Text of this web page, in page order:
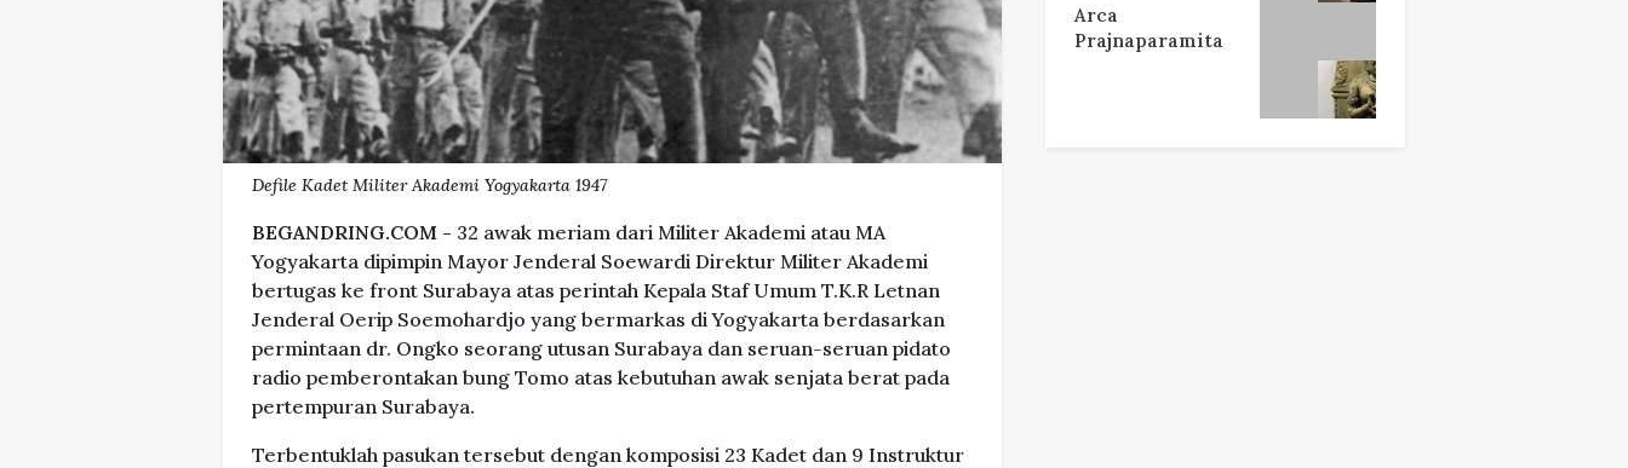
Defile Kadet Militer Akademi Yogyakarta 1947
BEGANDRING.COM - 32 awak meriam dari Militer Akademi atau MA
Yogyakarta dipimpin Mayor Jenderal Soewardi Direktur Militer Akademi
bertugas ke front Surabaya atas perintah Kepala Staf Umum T.K.R Letnan
Jenderal Oerip Soemohardjo yang bermarkas di Yogyakarta berdasarkan
permintaan dr. Ongko seorang utusan Surabaya dan seruan-seruan pidato
radio pemberontakan bung Tomo atas kebutuhan awak senjata berat pada
pertempuran Surabaya.
Terbentuklah pasukan tersebut dengan komposisi 23 Kadet dan 9 Instruktur
Arca
Prajnaparamita